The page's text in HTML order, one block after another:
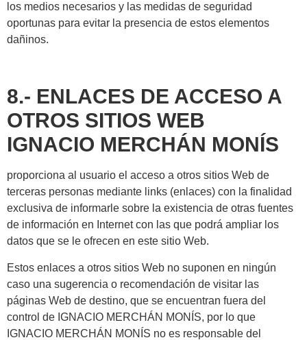
los medios necesarios y las medidas de seguridad
oportunas para evitar la presencia de estos elementos
dañinos.
8.- ENLACES DE ACCESO A
OTROS SITIOS WEB
IGNACIO MERCHÁN MONÍS
proporciona al usuario el acceso a otros sitios Web de
terceras personas mediante links (enlaces) con la finalidad
exclusiva de informarle sobre la existencia de otras fuentes
de información en Internet con las que podrá ampliar los
datos que se le ofrecen en este sitio Web.
Estos enlaces a otros sitios Web no suponen en ningún
caso una sugerencia o recomendación de visitar las
páginas Web de destino, que se encuentran fuera del
control de IGNACIO MERCHÁN MONÍS, por lo que
IGNACIO MERCHÁN MONÍS no es responsable del